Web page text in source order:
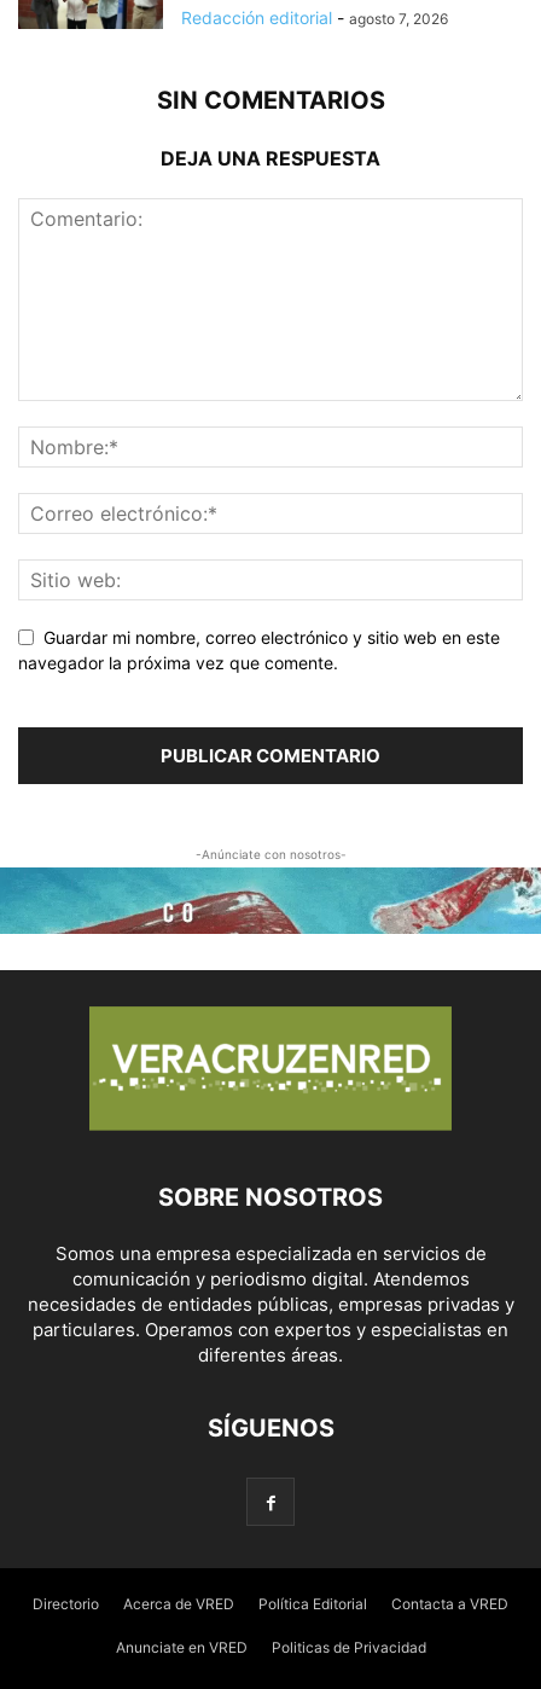
Redacción editorial - agosto 7, 2026
SIN COMENTARIOS
DEJA UNA RESPUESTA
Guardar mi nombre, correo electrónico y sitio web en este
navegador la próxima vez que comente.
-Anúnciate con nosotros-
SOBRE NOSOTROS
Somos una empresa especializada en servicios de
comunicación y periodismo digital. Atendemos
necesidades de entidades públicas, empresas privadas y
particulares. Operamos con expertos y especialistas en
diferentes áreas.
SÍGUENOS
Directorio Acerca de VRED Política Editorial Contacta a VRED
Anunciate en VRED Politicas de Privacidad